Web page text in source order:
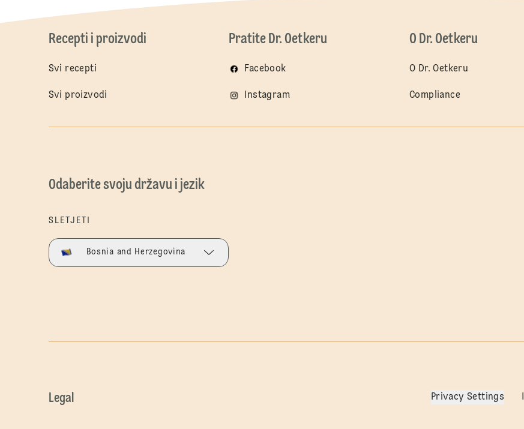
Recepti i proizvodi Pratite Dr. Oetkeru O Dr. Oetkeru
Svi recepti
Svi proizvodi
Facebook
Instagram
O Dr. Oetkeru
Compliance
Odaberite svoju državu i jezik
SLETJETI
Bosnia and Herzegovina
Legal Privacy Settings